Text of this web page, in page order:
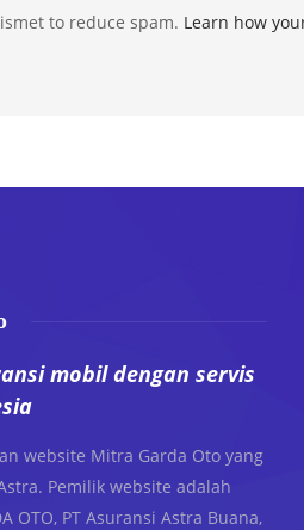
to reduce spam. Learn how
mobil dengan servis
website Mitra Garda Oto yang
Pemilik website adalah
OTO, PT Asuransi Astra Buana,